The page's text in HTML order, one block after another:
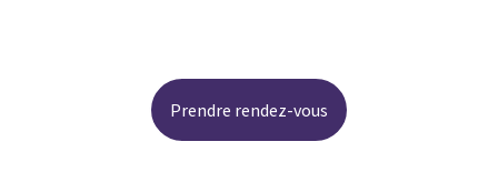
Prendre rendez-vous